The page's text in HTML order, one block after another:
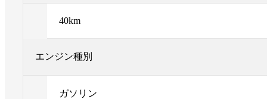
40km
エンジン種別
ガソリン